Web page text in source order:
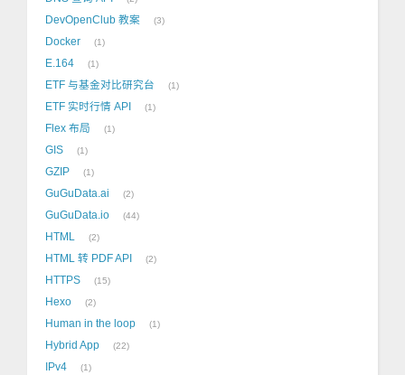
DevOpenClub 教案 3
Docker 1
E.164 1
ETF 与基金对比研究台 1
ETF 实时行情 API 1
Flex 布局 1
GIS 1
GZIP 1
GuGuData.ai 2
GuGuData.io 44
HTML 2
HTML 转 PDF API 2
HTTPS 15
Hexo 2
Human in the loop 1
Hybrid App 22
IPv4 1